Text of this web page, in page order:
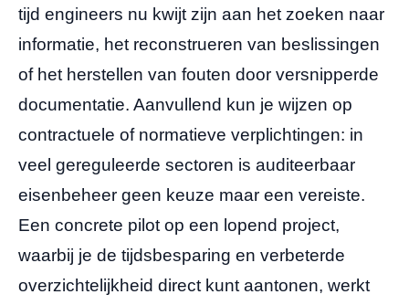
tijd engineers nu kwijt zijn aan het zoeken naar
informatie, het reconstrueren van beslissingen
of het herstellen van fouten door versnipperde
documentatie. Aanvullend kun je wijzen op
contractuele of normatieve verplichtingen: in
veel gereguleerde sectoren is auditeerbaar
eisenbeheer geen keuze maar een vereiste.
Een concrete pilot op een lopend project,
waarbij je de tijdsbesparing en verbeterde
overzichtelijkheid direct kunt aantonen, werkt